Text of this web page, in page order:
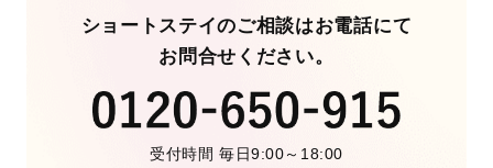
ショートステイのご相談はお電話にて
お問合せください。
受付時間 毎日9:00～18:00